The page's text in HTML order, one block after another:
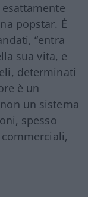
popstar. È
“entra
sua vita, e
determinati
è un
un sistema
spesso